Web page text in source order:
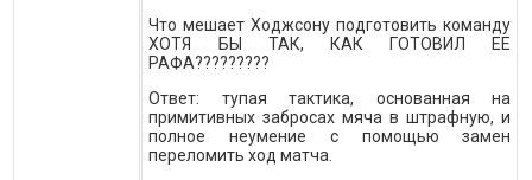
Что мешает Ходжсону подготовить команду
ХОТЯ БЫ ТАК, КАК ГОТОВИЛ ЕЕ
РАФА?????????
Ответ: тупая тактика, основанная на
примитивных забросах мяча в штрафную, и
полное неумение с помощью замен
переломить ход матча.